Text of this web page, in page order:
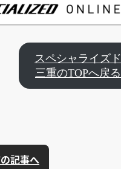
スペシャライズド
三重のTOPへ戻る
記事へ